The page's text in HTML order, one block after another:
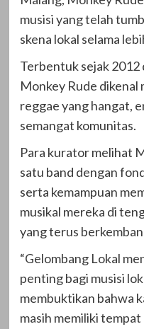
musisi yang telah
skena lokal selama
Terbentuk sejak
Monkey Rude dikenal
reggae yang hangat,
semangat komunitas.
Para kurator melihat
satu band dengan
serta kemampuan
musikal mereka di
yang terus
“Gelombang Lokal
penting bagi musisi
membuktikan bahwa
masih memiliki